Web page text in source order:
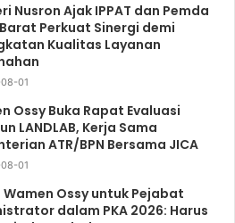
Nusron Ajak IPPAT dan Pemda
Perkuat Sinergi demi
Kualitas Layanan
01
Ossy Buka Rapat Evaluasi
LANDLAB, Kerja Sama
ATR/BPN Bersama JICA
01
Wamen Ossy untuk Pejabat
dalam PKA 2026: Harus